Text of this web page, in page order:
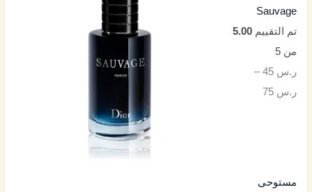
Sauvage
تم التقييم5.00
من 5
ر.س 45
–
ر.س 75
مستوحى